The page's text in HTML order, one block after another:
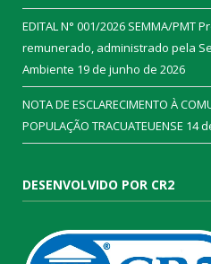
EDITAL N° 001/2026 SEMMA/PMT
remunerado, administrado pela
Ambiente 19 de junho de 2026
NOTA DE ESCLARECIMENTO À
POPULAÇÃO TRACUATEUENSE 14
DESENVOLVIDO POR CR2